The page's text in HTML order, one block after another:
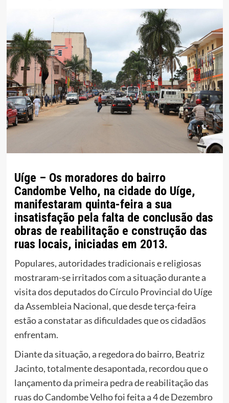
Uíge – Os moradores do bairro
Candombe Velho, na cidade do Uíge,
manifestaram quinta-feira a sua
insatisfação pela falta de conclusão das
obras de reabilitação e construção das
ruas locais, iniciadas em 2013.
Populares, autoridades tradicionais e religiosas
mostraram-se irritados com a situação durante a
visita dos deputados do Círculo Provincial do Uíge
da Assembleia Nacional, que desde terça-feira
estão a constatar as dificuldades que os cidadãos
enfrentam.
Diante da situação, a regedora do bairro, Beatriz
Jacinto, totalmente desapontada, recordou que o
lançamento da primeira pedra de reabilitação das
ruas do Candombe Velho foi feita a 4 de Dezembro